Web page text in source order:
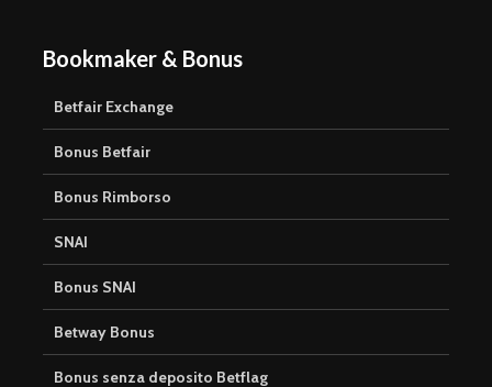
Bookmaker & Bonus
Betfair Exchange
Bonus Betfair
Bonus Rimborso
SNAI
Bonus SNAI
Betway Bonus
Bonus senza deposito Betflag